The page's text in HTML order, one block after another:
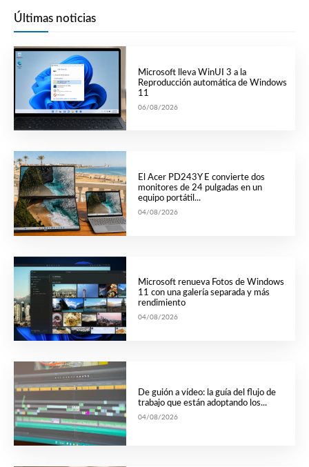
Últimas noticias
Microsoft lleva WinUI 3 a la
Reproducción automática de Windows
11
06/08/2026
El Acer PD243Y E convierte dos
monitores de 24 pulgadas en un
equipo portátil...
04/08/2026
Microsoft renueva Fotos de Windows
11 con una galería separada y más
rendimiento
04/08/2026
De guión a vídeo: la guía del flujo de
trabajo que están adoptando los...
04/08/2026